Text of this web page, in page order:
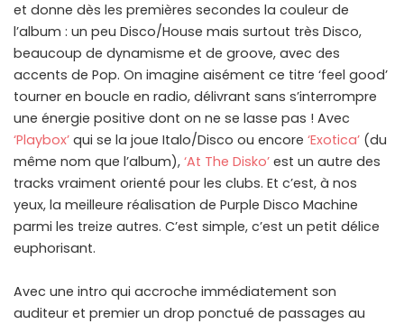
et donne dès les premières secondes la couleur de
l’album : un peu Disco/House mais surtout très Disco,
beaucoup de dynamisme et de groove, avec des
accents de Pop. On imagine aisément ce titre ‘feel good’
tourner en boucle en radio, délivrant sans s’interrompre
une énergie positive dont on ne se lasse pas ! Avec
‘Playbox’ qui se la joue Italo/Disco ou encore ‘Exotica’ (du
même nom que l’album), ‘At The Disko’ est un autre des
tracks vraiment orienté pour les clubs. Et c’est, à nos
yeux, la meilleure réalisation de Purple Disco Machine
parmi les treize autres. C’est simple, c’est un petit délice
euphorisant.
Avec une intro qui accroche immédiatement son
auditeur et premier un drop ponctué de passages au